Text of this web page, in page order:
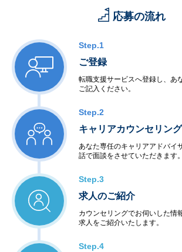
応募の流れ
Step.1
ご登録
転職支援サービスへ登録し、あ
ご記入ください。
Step.2
キャリアカウンセリング
あなた専任のキャリアアドバイ
話で面談をさせていただきます。
Step.3
求人のご紹介
カウンセリングでお伺いした情
求人をご紹介いたします。
Step.4